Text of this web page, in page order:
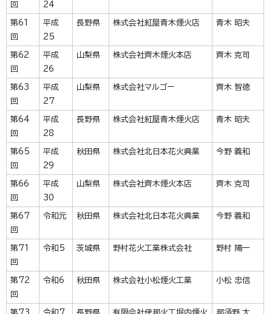
回
24
第61
回
平成
25
長野県 株式会社紅屋青木煙火店 青木 昭夫
第62
回
平成
26
山梨県 株式会社齊木煙火本店 齊木 克司
第63
回
平成
27
山梨県 株式会社マルゴー 齊木 智徳
第64
回
平成
28
長野県 株式会社紅屋青木煙火店 青木 昭夫
第65
回
平成
29
秋田県 株式会社北日本花火興業 今野 義和
第66
回
平成
30
山梨県 株式会社齊木煙火本店 齊木 克司
第67
回
令和元 秋田県 株式会社北日本花火興業 今野 義和
第71
回
令和5 茨城県 野村花火工業株式会社 野村 陽一
第72
回
令和6 秋田県 株式会社小松煙火工業 小松 忠信